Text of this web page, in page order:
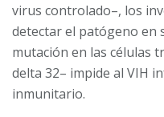
virus controlado–, los
detectar el patógeno en
mutación en las células
delta 32– impide al VIH
inmunitario.